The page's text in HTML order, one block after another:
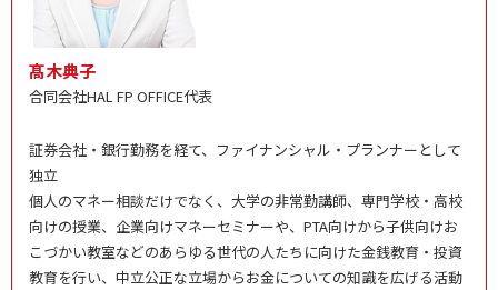
髙木典子
合同会社HAL FP OFFICE代表
証券会社・銀行勤務を経て、ファイナンシャル・プランナーとして
独立
個人のマネー相談だけでなく、大学の非常勤講師、専門学校・高校
向けの授業、企業向けマネーセミナーや、PTA向けから子供向けお
こづかい教室などのあらゆる世代の人たちに向けた金銭教育・投資
教育を行い、中立公正な立場からお金についての知識を広げる活動